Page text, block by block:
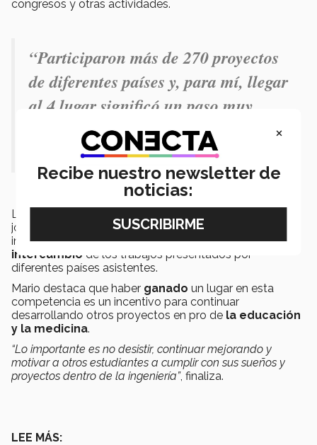
congresos y otras actividades.
“Participaron más de270 proyectos
de diferentes países y, para mí, llegar
al 4 lugar significó un paso muy
importante para mi prototipo de
Mecatrónica”.
La exposición en
jóvenes a través de proyectos científicos y técnicos de
investigación, permitiendo ladivulgación e
intercambio de los trabajos presentados por
diferentes países asistentes.
Mario destaca que haber ganado un lugar en esta
competencia es un incentivo para continuar
desarrollando otros proyectos en pro de la educación
y la medicina.
“Lo importante es no desistir, continuar mejorando y
motivar a otros estudiantes a cumplir con sus sueños y
proyectos dentro de la ingeniería”, finaliza.
LEE MÁS:
×
Recibe nuestro newsletter de
noticias: